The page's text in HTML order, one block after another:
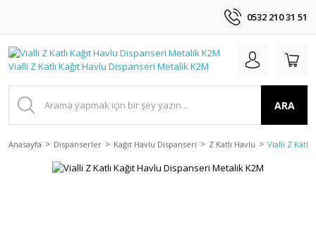
0532 210 31 51
ARA
Anasayfa Dispanserler Kağıt Havlu Dispanseri Z Katlı Havlu Vialli Z Katlı